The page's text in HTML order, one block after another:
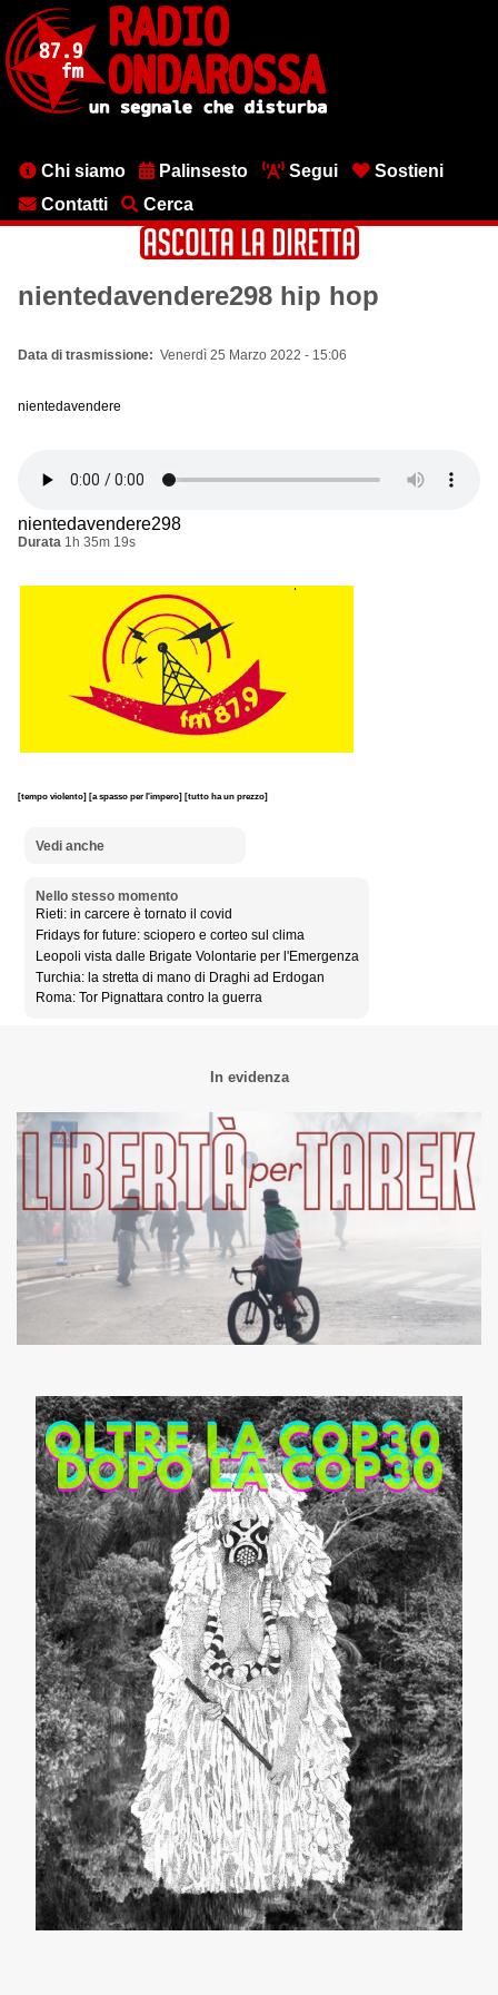
contenuto
principale
MenuChi siamo Palinsesto Segui
Sostieni
Contatti
Cerca
nientedavendere298 hip hop
Data di trasmissione Venerdì 25 Marzo 2022 - 15:06
nientedavendere
nientedavendere298
Durata 1h 35m 19s
[tempo violento] [a spasso per l'impero] [tutto ha un prezzo]
Vedi anche
Nello stesso momento
Rieti: in carcere è tornato il covid
Fridays for future: sciopero e corteo sul clima
Leopoli vista dalle Brigate Volontarie per l'Emergenza
Turchia: la stretta di mano di Draghi ad Erdogan
Roma: Tor Pignattara contro la guerra
In evidenza